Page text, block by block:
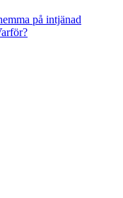
på intjänad